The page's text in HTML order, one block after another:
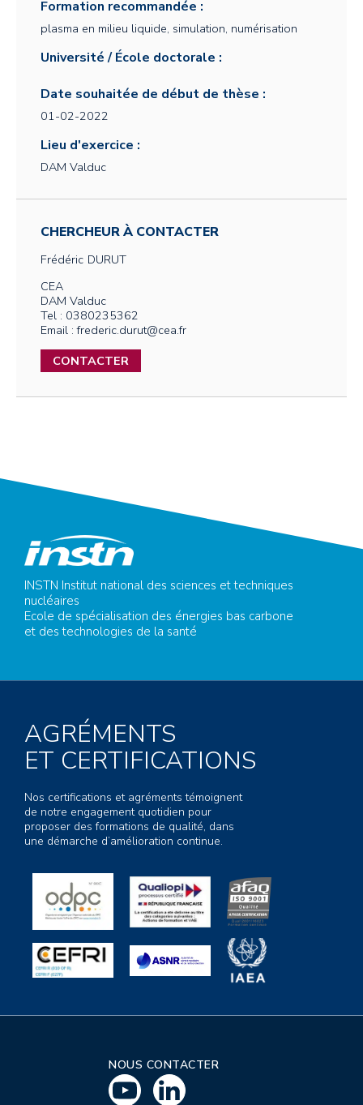
Formation recommandée :
plasma en milieu liquide, simulation, numérisation
Université / École doctorale :
Date souhaitée de début de thèse :
01-02-2022
Lieu d'exercice :
DAM Valduc
CHERCHEUR À CONTACTER
Frédéric DURUT
CEA
DAM Valduc
Tel : 0380235362
Email : frederic.durut@cea.fr
CONTACTER
INSTN Institut national des sciences et techniques
nucléaires
Ecole de spécialisation des énergies bas carbone
et des technologies de la santé
AGRÉMENTS
ET CERTIFICATIONS
Nos certifications et agréments témoignent
de notre engagement quotidien pour
proposer des formations de qualité, dans
une démarche d’amélioration continue.
NOUS CONTACTER